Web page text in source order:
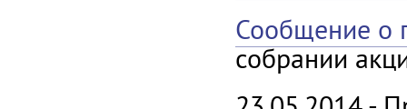
Сообщение о
собрании